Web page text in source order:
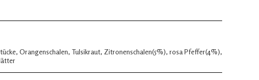
Orangenschalen, Tulsikraut, Zitronenschalen(5%), rosa Pfeffer(4%),